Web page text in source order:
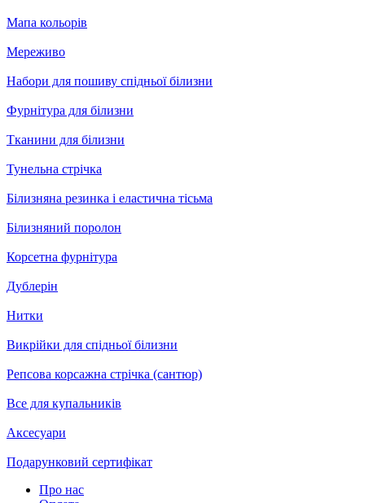
Мапа кольорів
Мереживо
Набори для пошиву спідньої білизни
Фурнітура для білизни
Тканини для білизни
Тунельна стрічка
Білизняна резинка і еластична тісьма
Білизняний поролон
Корсетна фурнітура
Дублерін
Нитки
Викрійки для спідньої білизни
Репсова корсажна стрічка (сантюр)
Все для купальників
Аксесуари
Подарунковий сертифікат
Про нас